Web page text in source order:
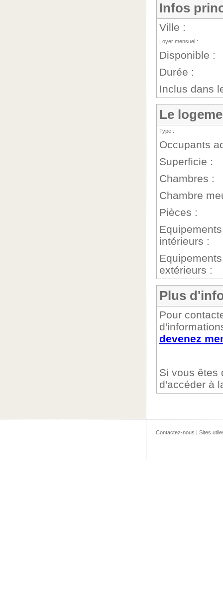
Infos
Ville :
Loyer mensuel :
Disponible :
Durée :
Inclus dans
Le
Type :
Occupants
Superficie :
Chambres :
Chambre
Pièces :
Equipements
intérieurs :
Equipements
extérieurs :
Plus
Pour
devenez
Si vous êtes
d'accéder à
Contactez-nous | Sites